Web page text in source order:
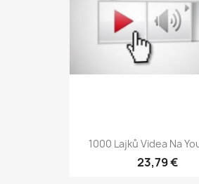
1000 Lajků Videa Na
23,79 €